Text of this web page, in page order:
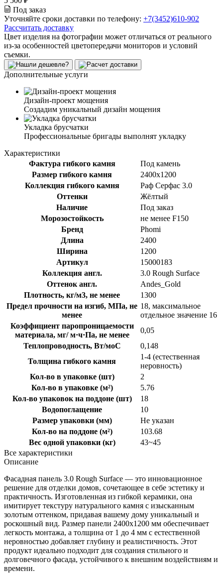
Под заказ
Уточняйте сроки доставки по телефону: +7(3452)610-902
Рассчитать доставку
Цвет изделия на фотографии может отличаться от реального
из-за особенностей цветопередачи мониторов и условий
съемки.
Дополнительные услуги
Дизайн-проект мощения
Создадим уникальный дизайн мощения
Укладка брусчатки
Профессиональные бригады выполнят укладку
Характеристики
Фактура гибкого камня
Под камень
Размер гибкого камня
2400x1200
Коллекция гибкого камня
Раф Серфас 3.0
Оттенки
Жёлтый
Наличие
Под заказ
Морозостойкость
не менее F150
Бренд
Phomi
Длина
2400
Ширина
1200
Артикул
15000183
Коллекция англ.
3.0 Rough Surface
Оттенок англ.
Andes_Gold
Плотность, кг/м3, не менее
1300
Предел прочности на изгиб, МПа, не
менее
18, максимальное
отдельное значение 16
Коэффициент паропроницаемости
материала, мг/ м·ч·Па, не менее
0,05
Теплопроводность, Вт/моС
0,148
Толщина гибкого камня
1-4 (естественная
неровность)
Кол-во в упаковке (шт)
2
Кол-во в упаковке (м²)
5.76
Кол-во упаковок на поддоне (шт)
18
Водопоглащение
10
Размер упаковки (мм)
Не указан
Кол-во на поддоне (м²)
103.68
Вес одной упаковки (кг)
43~45
Все характеристики
Описание
Фасадная панель 3.0 Rough Surface — это инновационное
решение для отделки домов, сочетающее в себе эстетику и
практичность. Изготовленная из гибкой керамики, она
имитирует текстуру натурального камня с изысканным
золотым оттенком, придавая вашему дому уникальный и
роскошный вид. Размер панели 2400x1200 мм обеспечивает
легкость монтажа, а толщина от 1 до 4 мм с естественной
неровностью добавляет глубину и реалистичность. Этот
продукт идеально подходит для создания стильного и
долговечного фасада, устойчивого к внешним воздействиям и
времени.